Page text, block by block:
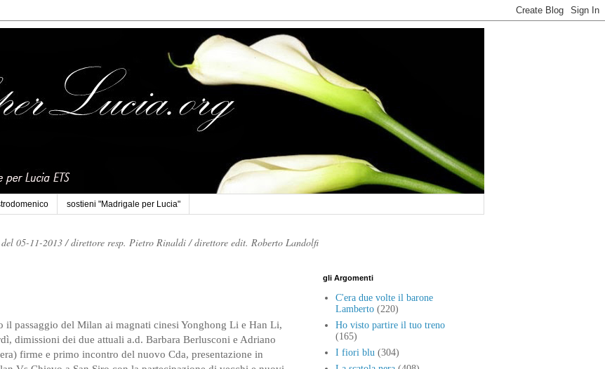
sostieni "Madrigale per Lucia"
05-11-2013 /direttore resp. Pietro Rinaldi /direttore edit. Roberto Landolfi
il passaggio del Milan ai magnati cinesi Yonghong Li e Han Li,
dimissioni dei due attuali a.d. Barbara Berlusconi e Adriano
firme e primo incontro del nuovo Cda, presentazione in
gli Argomenti
C'era due volte il barone
Lamberto (220)
Ho visto partire il tuo treno
(165)
I fiori blu (304)